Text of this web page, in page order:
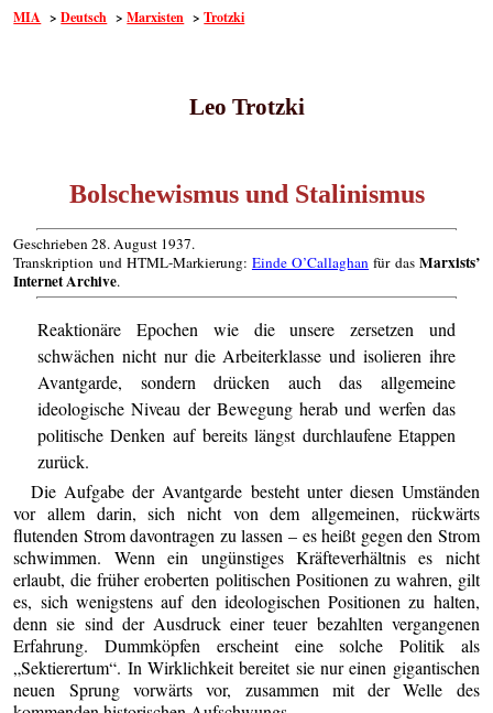
MIA >Deutsch >Marxisten >Trotzki
Leo Trotzki
Bolschewismus und Stalinismus
Geschrieben 28. August 1937.
Transkription und HTML-Markierung: Einde O’Callaghan für das Marxists’
Internet Archive.
Reaktionäre Epochen wie die unsere zersetzen und
schwächen nicht nur die Arbeiterklasse und isolieren ihre
Avantgarde, sondern drücken auch das allgemeine
ideologische Niveau der Bewegung herab und werfen das
politische Denken auf bereits längst durchlaufene Etappen
zurück.
Die Aufgabe der Avantgarde besteht unter diesen Umständen
vor allem darin, sich nicht von dem allgemeinen, rückwärts
flutenden Strom davontragen zu lassen – es heißt gegen den Strom
schwimmen. Wenn ein ungünstiges Kräfteverhältnis es nicht
erlaubt, die früher eroberten politischen Positionen zu wahren, gilt
es, sich wenigstens auf den ideologischen Positionen zu halten,
denn sie sind der Ausdruck einer teuer bezahlten vergangenen
Erfahrung. Dummköpfen erscheint eine solche Politik als
„Sektierertum“. In Wirklichkeit bereitet sie nur einen gigantischen
neuen Sprung vorwärts vor, zusammen mit der Welle des